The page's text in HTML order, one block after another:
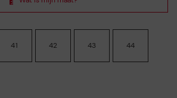
41 42 43 44